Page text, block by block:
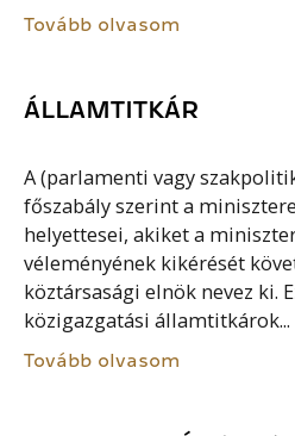
Tovább olvasom
ÁLLAMTITKÁR
A (parlamenti vagy
főszabály szerint a
helyettesei, akiket a
véleményének kikérését
köztársasági elnök nevez ki.
közigazgatási államtitkárok...
Tovább olvasom